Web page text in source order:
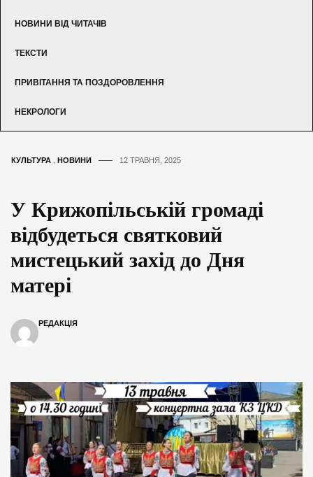
НОВИНИ ВІД ЧИТАЧІВ
ТЕКСТИ
ПРИВІТАННЯ ТА ПОЗДОРОВЛЕННЯ
НЕКРОЛОГИ
КУЛЬТУРА НОВИНИ 12 ТРАВНЯ, 2025
У Крижопільській громаді
відбудеться святковий
мистецький захід до Дня
матері
РЕДАКЦІЯ